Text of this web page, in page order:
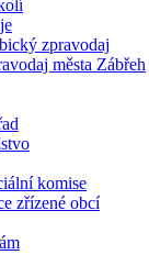
zpravodaj
města Zábřeh
komise
zřízené obcí